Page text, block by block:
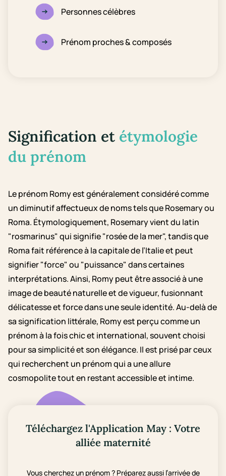
Personnes célèbres
Prénom proches & composés
Signification et étymologie
du prénom
Le prénom Romy est généralement considéré comme
un diminutif affectueux de noms tels que Rosemary ou
Roma. Étymologiquement, Rosemary vient du latin
"rosmarinus" qui signifie "rosée de la mer", tandis que
Roma fait référence à la capitale de l’Italie et peut
signifier "force" ou "puissance" dans certaines
interprétations. Ainsi, Romy peut être associé à une
image de beauté naturelle et de vigueur, fusionnant
délicatesse et force dans une seule identité. Au-delà de
sa signification littérale, Romy est perçu comme un
prénom à la fois chic et international, souvent choisi
pour sa simplicité et son élégance. Il est prisé par ceux
qui recherchent un prénom qui a une allure
cosmopolite tout en restant accessible et intime.
Téléchargez l'Application May : Votre
alliée maternité
Vous cherchez un prénom ? Préparez aussi l’arrivée de